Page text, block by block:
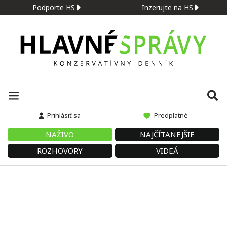
Podporte HS Inzerujte na HS
Prihlásiť sa Predplatné
NAŽIVO
NAJČÍTANEJŠIE
ROZHOVORY
VIDEÁ